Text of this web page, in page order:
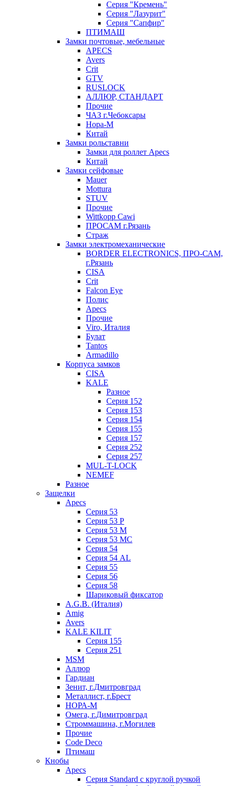
Серия "Кремень"
Серия "Лазурит"
Серия "Сапфир"
ПТИМАШ
Замки почтовые, мебельные
APECS
Avers
Crit
GTV
RUSLOCK
АЛЛЮР, СТАНДАРТ
Прочие
ЧАЗ г.Чебоксары
Нора-М
Китай
Замки рольставни
Замки для роллет Apecs
Китай
Замки сейфовые
Mauer
Mottura
STUV
Прочие
Wittkopp Cawi
ПРОСАМ г.Рязань
Страж
Замки электромеханические
BORDER ELECTRONICS, ПРО-САМ,
г.Рязань
CISA
Crit
Falcon Eye
Полис
Apecs
Прочие
Viro, Италия
Булат
Tantos
Armadillo
Корпуса замков
CISA
KALE
Разное
Серия 152
Серия 153
Серия 154
Серия 155
Серия 157
Серия 252
Серия 257
MUL-T-LOCK
NEMEF
Разное
Защелки
Apecs
Серия 53
Серия 53 P
Серия 53 М
Серия 53 МC
Серия 54
Серия 54 AL
Серия 55
Серия 56
Серия 58
Шариковый фиксатор
A.G.B. (Италия)
Amig
Avers
KALE KILIT
Серия 155
Серия 251
MSM
Аллюр
Гардиан
Зенит, г.Дмитровград
Металлист, г.Брест
НОРА-М
Омега, г.Димитровград
Строммашина, г.Могилев
Прочие
Code Deco
Птимаш
Кнобы
Apecs
Серия Standard с круглой ручкой